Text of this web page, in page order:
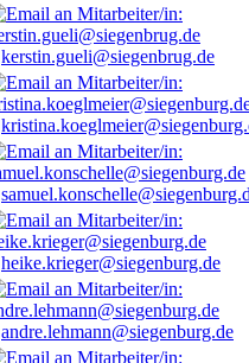
kerstin.gueli@siegenbrug.de
heike.krieger@siegenburg.de
andre.lehmann@siegenburg.de